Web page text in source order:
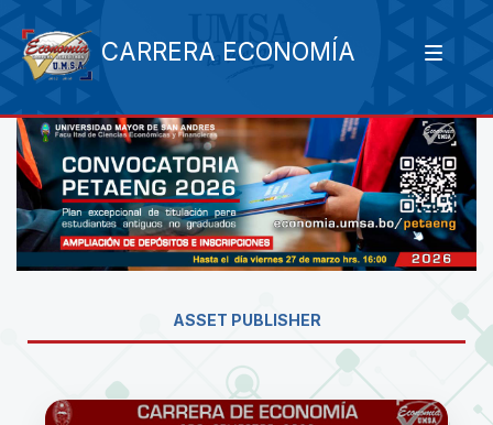
CARRERA ECONOMÍA
ASSET PUBLISHER